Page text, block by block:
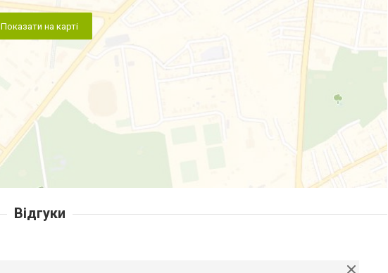
Показати на карті
Відгуки